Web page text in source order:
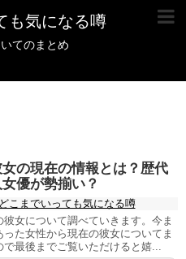
も気になる噂
てのまとめ
の現在の情報とは？歴代
優が勢揃い？
どこまでいっても気になる噂
女について調べていきます。今ま
た女性から現在の彼女についてま
最後までご覧いただけると嬉...